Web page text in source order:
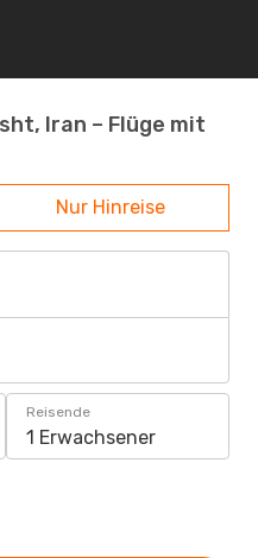
Iran – Flüge mit
Nur Hinreise
Reisende
1 Erwachsener